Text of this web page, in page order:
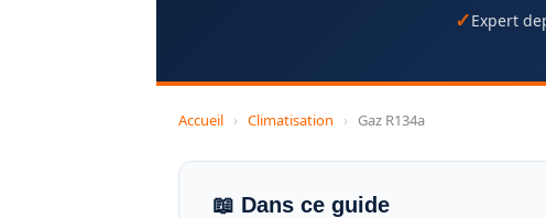
Expert
Accueil › Climatisation › Gaz R134a
📖 Dans ce guide